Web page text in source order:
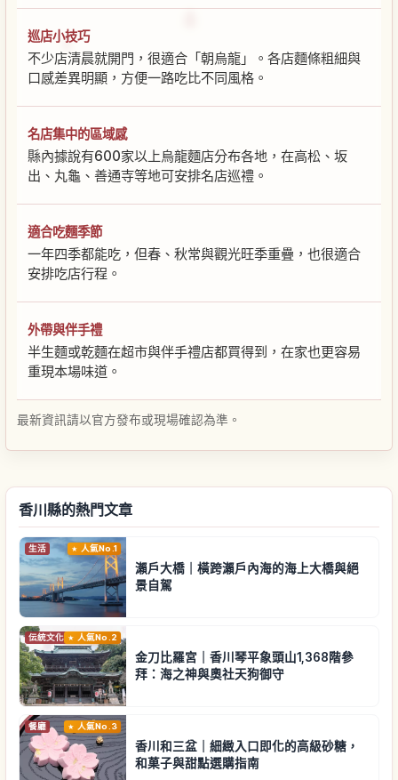
巡店小技巧
不少店清晨就開門，很適合「朝烏龍」。各店麵條粗細與
口感差異明顯，方便一路吃比不同風格。
名店集中的區域感
縣內據說有600家以上烏龍麵店分布各地，在高松、坂
出、丸龜、善通寺等地可安排名店巡禮。
適合吃麵季節
一年四季都能吃，但春、秋常與觀光旺季重疊，也很適合
安排吃店行程。
外帶與伴手禮
半生麵或乾麵在超市與伴手禮店都買得到，在家也更容易
重現本場味道。
最新資訊請以官方發布或現場確認為準。
香川縣的熱門文章
生活 人氣No.1
瀨戶大橋｜橫跨瀨戶內海的海上大橋與絕
景自駕
伝統文化 人氣No.2
金刀比羅宮｜香川琴平象頭山1,368階參
拜：海之神與奧社天狗御守
餐廳 人氣No.3
香川和三盆｜細緻入口即化的高級砂糖，
和菓子與甜點選購指南